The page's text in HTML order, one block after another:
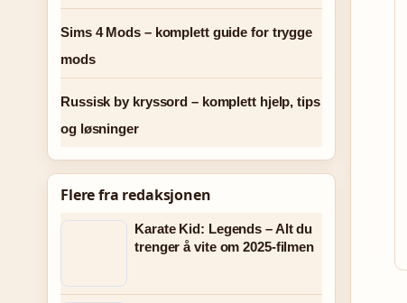
Sims 4 Mods – komplett guide for trygge
mods
Russisk by kryssord – komplett hjelp, tips
og løsninger
Flere fra redaksjonen
Karate Kid: Legends – Alt du
trenger å vite om 2025-filmen